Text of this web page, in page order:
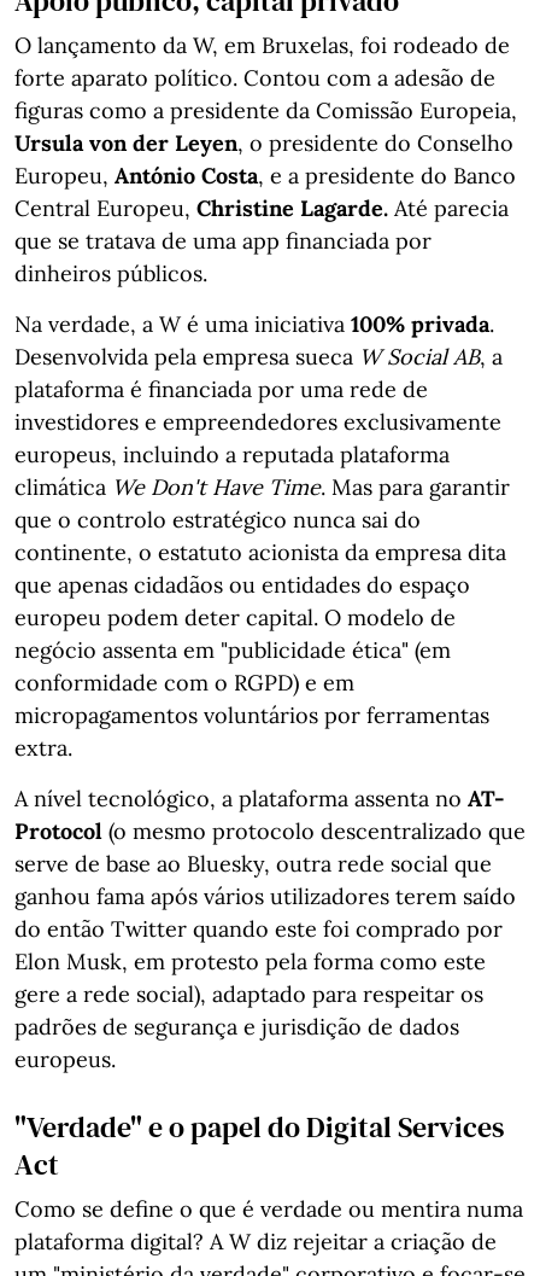
O lançamento da W, em Bruxelas, foi rodeado de
forte aparato político. Contou com a adesão de
figuras como a presidente da Comissão Europeia,
Ursula von der Leyen, o presidente do Conselho
Europeu, António Costa, e a presidente do Banco
Central Europeu, Christine Lagarde. Até parecia
que se tratava de uma app financiada por
dinheiros públicos.
Na verdade, a W é uma iniciativa 100% privada.
Desenvolvida pela empresa sueca W Social AB, a
plataforma é financiada por uma rede de
investidores e empreendedores exclusivamente
europeus, incluindo a reputada plataforma
climática We Don't Have Time. Mas para garantir
que o controlo estratégico nunca sai do
continente, o estatuto acionista da empresa dita
que apenas cidadãos ou entidades do espaço
europeu podem deter capital. O modelo de
negócio assenta em "publicidade ética" (em
conformidade com o RGPD) e em
micropagamentos voluntários por ferramentas
extra.
A nível tecnológico, a plataforma assenta no AT-
Protocol (o mesmo protocolo descentralizado que
serve de base ao Bluesky, outra rede social que
ganhou fama após vários utilizadores terem saído
do então Twitter quando este foi comprado por
Elon Musk, em protesto pela forma como este
gere a rede social), adaptado para respeitar os
padrões de segurança e jurisdição de dados
europeus.
"Verdade" e o papel do Digital Services
Act
Como se define o que é verdade ou mentira numa
plataforma digital? A W diz rejeitar a criação de